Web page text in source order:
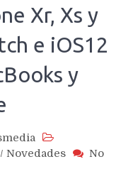
Xr, Xs y
e iOS12
y
/ Novedades
No